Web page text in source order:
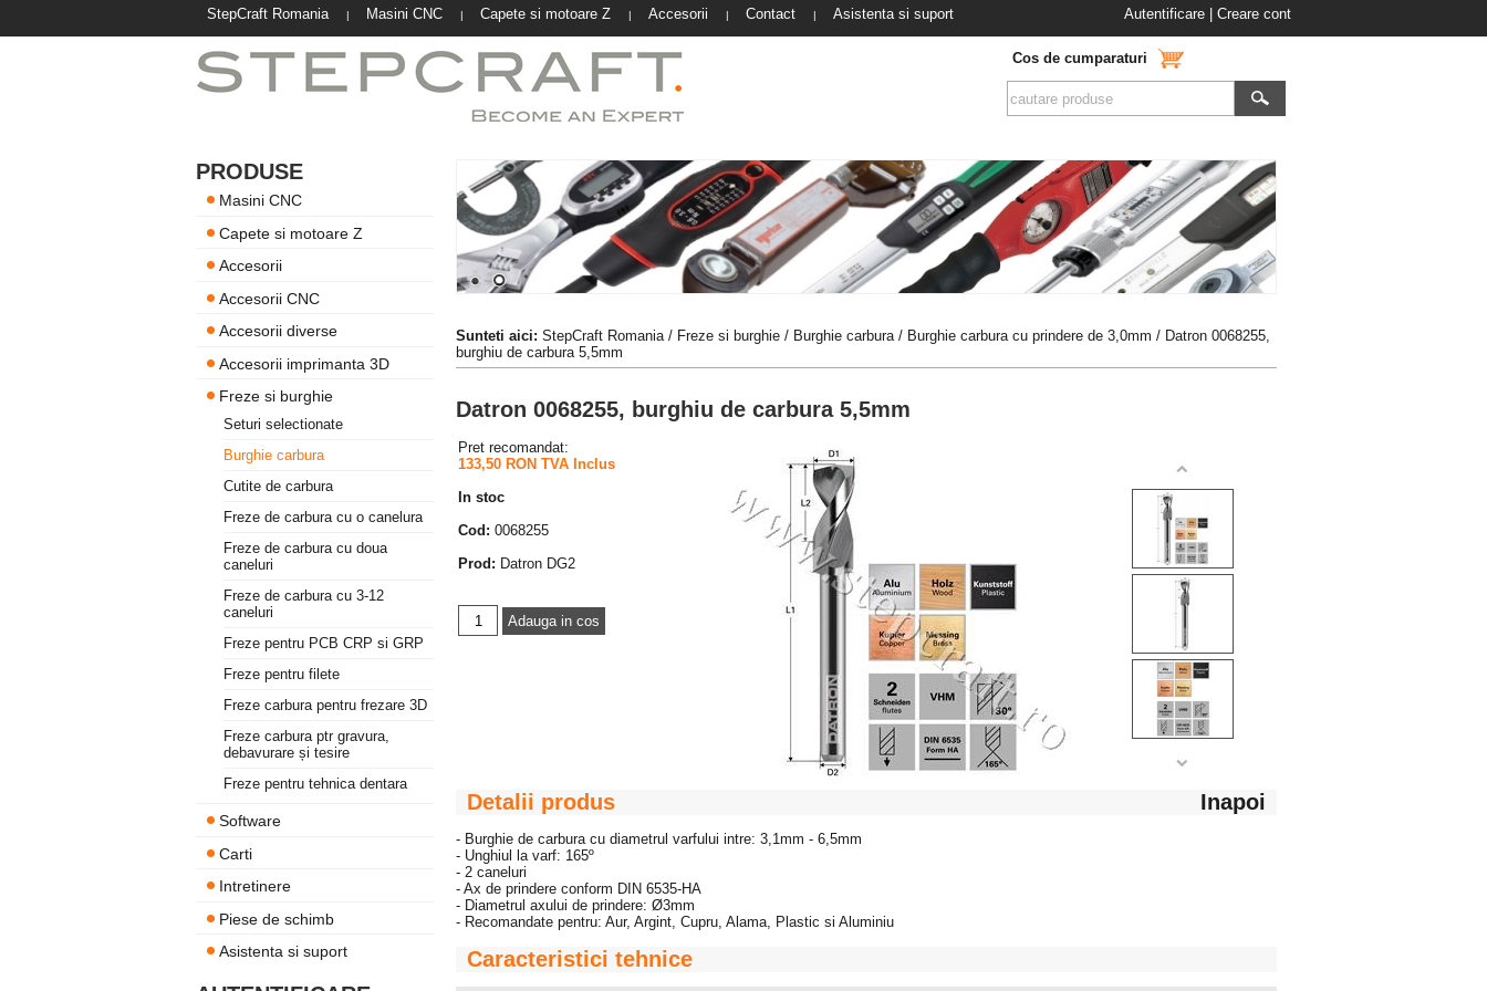
StepCraft Romania | Masini CNC | Capete si motoare Z | Accesorii | Contact | Asistenta si suport Autentificare Creare cont
Cos de cumparaturi
PRODUSE
Masini CNC
Capete si motoare Z
Accesorii
Accesorii CNC
Accesorii diverse
Accesorii imprimanta 3D
Freze si burghie
Seturi selectionate
Burghie carbura
Cutite de carbura
Freze de carbura cu o canelura
Freze de carbura cu doua
caneluri
Freze de carbura cu 3-12
caneluri
Freze pentru PCB CRP si GRP
Freze pentru filete
Freze carbura pentru frezare 3D
Freze carbura ptr gravura,
debavurare și tesire
Freze pentru tehnica dentara
Software
Carti
Intretinere
Piese de schimb
Asistenta si suport
Sunteti aici: StepCraft Romania/ Freze si burghie / Burghie carbura/ Burghie carbura cu prindere de 3,0mm / Datron 0068255,
burghiu de carbura 5,5mm
Datron 0068255, burghiu de carbura 5,5mm
Pret recomandat:
133,50 RON TVA Inclus
In stoc
Cod: 0068255
Prod: Datron DG2
Detalii produs Inapoi
- Burghie de carbura cu diametrul varfului intre: 3,1mm - 6,5mm
- Unghiul la varf: 165º
- 2 caneluri
- Ax de prindere conform DIN 6535-HA
- Diametrul axului de prindere: Ø3mm
- Recomandate pentru: Aur, Argint, Cupru, Alama, Plastic si Aluminiu
Caracteristici tehnice